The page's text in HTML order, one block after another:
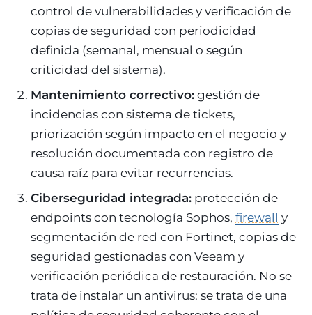
control de vulnerabilidades y verificación de
copias de seguridad con periodicidad
definida (semanal, mensual o según
criticidad del sistema).
Mantenimiento correctivo: gestión de
incidencias con sistema de tickets,
priorización según impacto en el negocio y
resolución documentada con registro de
causa raíz para evitar recurrencias.
Ciberseguridad integrada: protección de
endpoints con tecnología Sophos, firewall y
segmentación de red con Fortinet, copias de
seguridad gestionadas con Veeam y
verificación periódica de restauración. No se
trata de instalar un antivirus: se trata de una